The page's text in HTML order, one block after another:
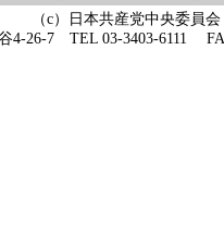
（c）日本共産党中央委員会
4-26-7 TEL 03-3403-6111